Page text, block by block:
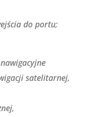
do portu;
satelitarnej,